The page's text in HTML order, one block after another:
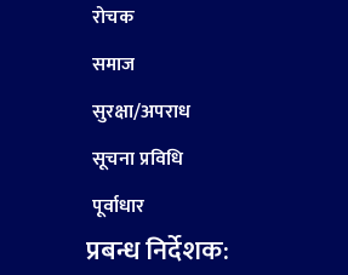
रोचक
समाज
सुरक्षा/अपराध
सूचना प्रविधि
पूर्वाधार
प्रबन्ध निर्देशक: